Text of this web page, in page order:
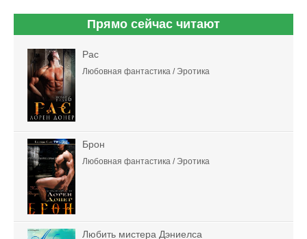
Прямо сейчас читают
Рас
Любовная фантастика / Эротика
Брон
Любовная фантастика / Эротика
Любить мистера Дэниелса